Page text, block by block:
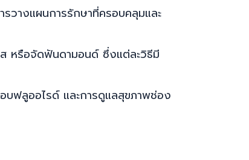
วางแผนการรักษาที่ครอบคลุมและ
หรือจัดฟันดามอนด์ ซึ่งแต่ละวิธีมี
ฟลูออไรด์ และการดูแลสุขภาพช่อง